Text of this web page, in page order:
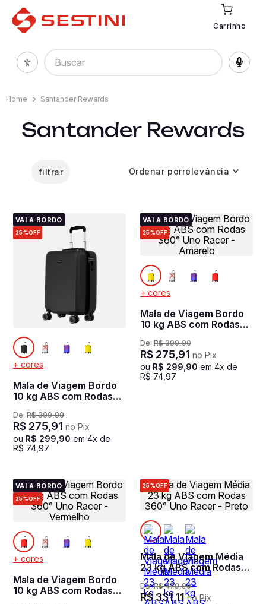
Carrinho
Buscar
Santander Rewards
Santander Rewards
filtrar Ordenar porrelevância
VAI A BORDO
25%OFF
+ cores
Mala de Viagem Bordo
10 kg ABS com Rodas
De: R$ 399,90
R$ 275,91 no Pix
ou R$ 299 90 em 4x de
R$ 74 97
VAI A BORDO
25%OFF
+ cores
Mala de Viagem Bordo
10 kg ABS com Rodas
Amarelo
De: R$ 399,90
R$ 275,91 no Pix
ou R$ 299 90 em 4x de
R$ 74 97
VAI A BORDO
25%OFF
+ cores
Mala de Viagem Bordo
10 kg ABS com Rodas
25%OFF
Mala de Viagem Média
23 kg ABS com Rodas
360° Uno Racer - Preto
De:R$ 479,90
R$ 331,11no Pix